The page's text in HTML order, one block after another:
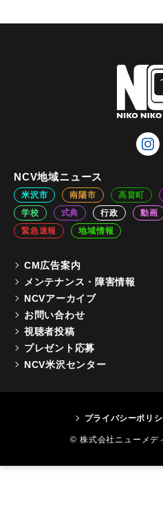
NCV地域ニュース
米沢市 南陽市 高畠町
学校
式典 行政 動画
緊急速報
地域情報
CM広告案内
メンテナンス・障害情報
NCVアーカイブ
お問い合わせ
視聴者投稿
プレゼント応募
NCV米沢センター
プライバシーポリ
© 株式会社ニューメ